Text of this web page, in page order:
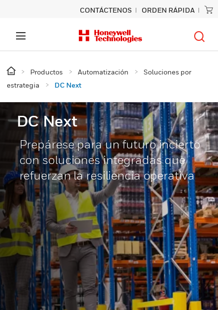
CONTÁCTENOS ORDEN RÁPIDA
Productos Automatización
Soluciones por
estrategia
DC Next
DC Next
Prepárese para un futuro incierto
con soluciones integradas que
refuerzan la resiliencia operativa